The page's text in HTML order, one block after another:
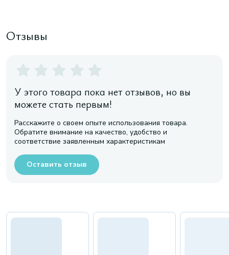
Отзывы
У этого товара пока нет отзывов, но вы
можете стать первым!
Расскажите о своем опыте использования товара.
Обратите внимание на качество, удобство и
соответствие заявленным характеристикам
Оставить отзыв